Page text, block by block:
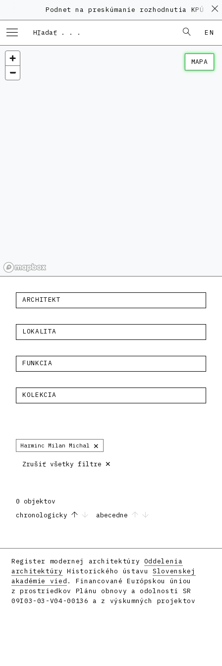
Podnet na preskúmanie rozhodnutia KPÚ
EN
MAPA
ARCHITEKT
LOKALITA
FUNKCIA
KOLEKCIA
Harminc Milan Michal ×
Zrušiť všetky filtre ×
0 objektov
chronologicky
abecedne
Register modernej architektúry Oddelenia
architektúry Historického ústavuSlovenskej
akadémie vied . Financované Európskou úniou
z prostriedkov Plánu obnovy a odolnosti SR
09I03-03-V04-00136 a z výskumných projektov